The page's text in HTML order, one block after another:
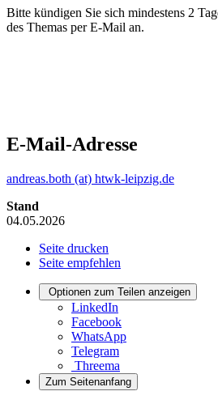
Bitte kündigen Sie sich mindestens 2
des Themas per E-Mail an.
E-Mail-Adresse
andreas.both (at) htwk-leipzig.de
Stand
04.05.2026
Seite drucken
Seite empfehlen
Optionen zum Teilen anzeigen
LinkedIn
Facebook
WhatsApp
Telegram
Threema
Zum Seitenanfang